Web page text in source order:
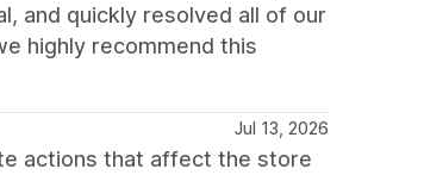
and quickly resolved all of our
highly recommend this
Jul 13, 2026
actions that affect the store